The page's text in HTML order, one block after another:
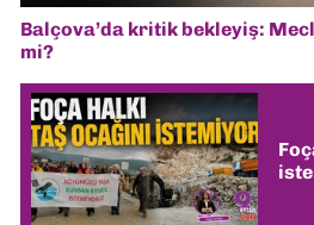
Balçova’da kritik bekleyiş:
mi?